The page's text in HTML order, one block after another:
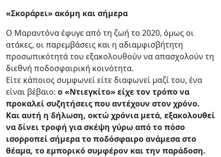
«Σκοράρει» ακόμη και σήμερα
Ο Μαραντόνα έφυγε από τη ζωή το 2020, όμως οι
ατάκες, οι παρεμβάσεις και η αδιαμφισβήτητη
προσωπικότητά του εξακολουθούν να απασχολούν τη
διεθνή ποδοσφαιρική κοινότητα.
Είτε κάποιος συμφωνεί είτε διαφωνεί μαζί του, ένα
είναι βέβαιο: ο «Ντιεγκίτο» είχε τον τρόπο να
προκαλεί συζητήσεις που αντέχουν στον χρόνο.
Και αυτή η δήλωση, οκτώ χρόνια μετά, εξακολουθεί
να δίνει τροφή για σκέψη γύρω από το πόσο
ισορροπεί σήμερα το ποδόσφαιρο ανάμεσα στο
θέαμα, το εμπορικό συμφέρον και την παράδοση.